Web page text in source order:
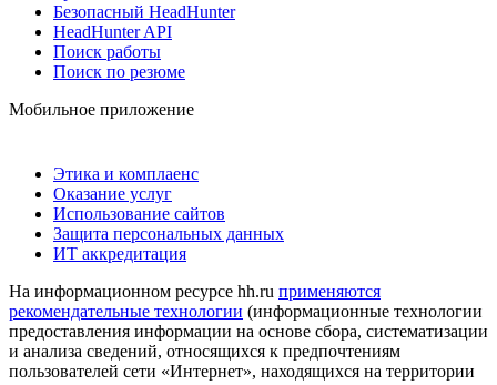
Безопасный HeadHunter
HeadHunter API
Поиск работы
Поиск по резюме
Мобильное приложение
Этика и комплаенс
Оказание услуг
Использование сайтов
Защита персональных данных
ИТ аккредитация
На информационном ресурсе hh.ru применяются
рекомендательные технологии (информационные технологии
предоставления информации на основе сбора, систематизации
и анализа сведений, относящихся к предпочтениям
пользователей сети «Интернет», находящихся на территории